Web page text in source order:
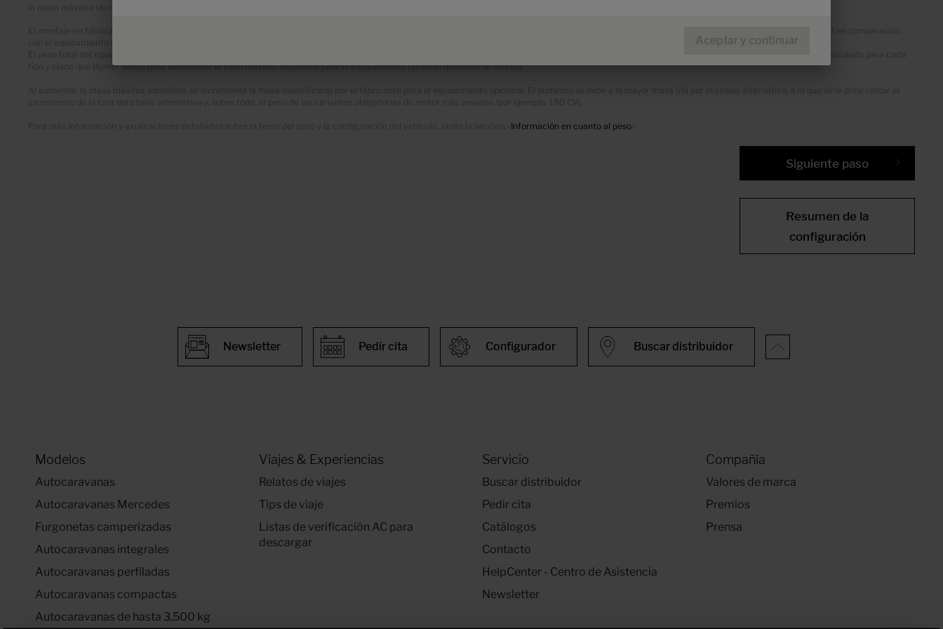
tipo y plano que Hymer utiliza para determinar el peso máximo disponible para el equipamiento opcional montado de fábrica.
Información en cuanto al peso
Siguiente paso
Resumen de la
configuración
Buscar distribuidor
Configurador
Pedir cita
Newsletter
Modelos
Autocaravanas
Autocaravanas Mercedes
Furgonetas camperizadas
Autocaravanas integrales
Autocaravanas perfiladas
Autocaravanas compactas
Autocaravanas de hasta 3,500 kg
Viajes & Experiencias
Relatos de viajes
Tips de viaje
Listas de verificación AC para
descargar
Servicio
Buscar distribuidor
Pedir cita
Catálogos
Contacto
HelpCenter - Centro de Asistencia
Newsletter
Compañía
Valores de marca
Premios
Prensa
Aceptar y continuar